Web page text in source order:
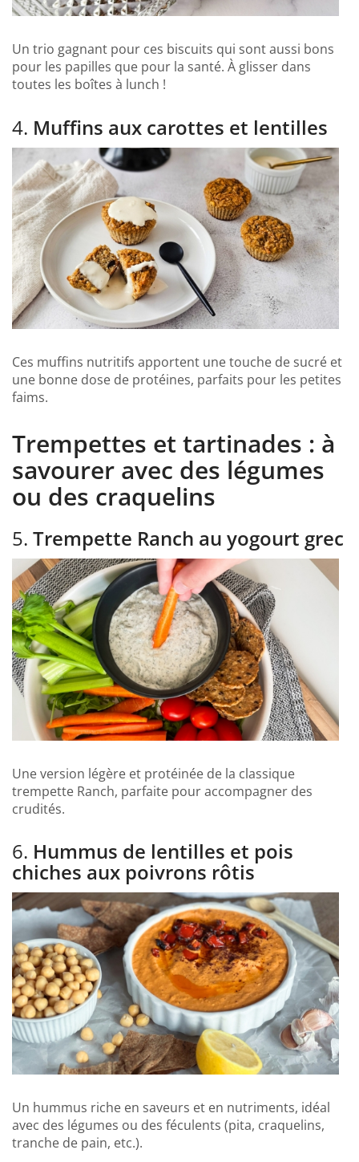
Un trio gagnant pour ces biscuits qui sont aussi bons
pour les papilles que pour la santé. À glisser dans
toutes les boîtes à lunch !
4. Muffins aux carottes et lentilles
Ces muffins nutritifs apportent une touche de sucré et
une bonne dose de protéines, parfaits pour les petites
faims.
Trempettes et tartinades : à
savourer avec des légumes
ou des craquelins
5. Trempette Ranch au yogourt grec
Une version légère et protéinée de la classique
trempette Ranch, parfaite pour accompagner des
crudités.
6. Hummus de lentilles et pois
chiches aux poivrons rôtis
Un hummus riche en saveurs et en nutriments, idéal
avec des légumes ou des féculents (pita, craquelins,
tranche de pain, etc.).